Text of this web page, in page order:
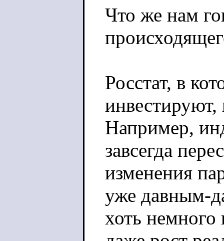
Что же нам
Росстат, в
Например,
завсегда
изменения
уже давным-
хоть немного